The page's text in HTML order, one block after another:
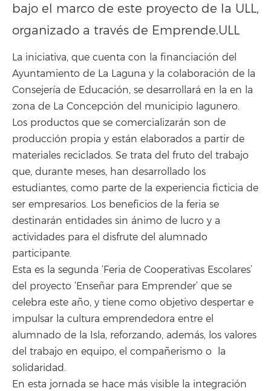
bajo el marco de este proyecto de la ULL,
organizado a través de Emprende.ULL
La iniciativa, que cuenta con la financiación del
Ayuntamiento de La Laguna y la colaboración de la
Consejería de Educación, se desarrollará en la en la
zona de La Concepción del municipio lagunero.
Los productos que se comercializarán son de
producción propia y están elaborados a partir de
materiales reciclados. Se trata del fruto del trabajo
que, durante meses, han desarrollado los
estudiantes, como parte de la experiencia ficticia de
ser empresarios. Los beneficios de la feria se
destinarán entidades sin ánimo de lucro y a
actividades para el disfrute del alumnado
participante.
Esta es la segunda ‘Feria de Cooperativas Escolares’
del proyecto ‘Enseñar para Emprender’ que se
celebra este año, y tiene como objetivo despertar e
impulsar la cultura emprendedora entre el
alumnado de la Isla, reforzando, además, los valores
del trabajo en equipo, el compañerismo o la
solidaridad.
En esta jornada se hace más visible la integración